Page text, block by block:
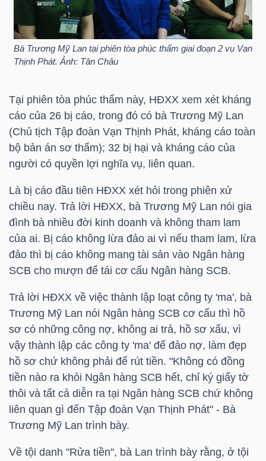
Bà Trương Mỹ Lan tại phiên tòa phúc thẩm giai đoạn 2 vụ Vạn
Thịnh Phát. Ảnh: Tân Châu
Tại phiên tòa phúc thẩm này, HĐXX xem xét kháng
cáo của 26 bị cáo, trong đó có bà Trương Mỹ Lan
(Chủ tịch Tập đoàn Vạn Thịnh Phát, kháng cáo toàn
bộ bản án sơ thẩm); 32 bị hại và kháng cáo của
người có quyền lợi nghĩa vụ, liên quan.
Là bị cáo đầu tiên HĐXX xét hỏi trong phiên xử
chiều nay. Trả lời HĐXX, bà Trương Mỹ Lan nói gia
đình bà nhiều đời kinh doanh và không tham lam
của ai. Bị cáo không lừa đảo ai vì nếu tham lam, lừa
đảo thì bị cáo không mang tài sản vào Ngân hàng
SCB cho mượn để tái cơ cấu Ngân hàng SCB.
Trả lời HĐXX về việc thành lập loạt công ty 'ma', bà
Trương Mỹ Lan nói Ngân hàng SCB cơ cấu thì hồ
sơ có những công nợ, không ai trả, hồ sơ xấu, vì
vậy thành lập các công ty 'ma' để đảo nợ, làm đẹp
hồ sơ chứ không phải để rút tiền. "Không có đồng
tiền nào ra khỏi Ngân hàng SCB hết, chỉ ký giấy tờ
thôi và tất cả diễn ra tại Ngân hàng SCB chứ không
liên quan gì đến Tập đoàn Vạn Thịnh Phát" - Bà
Trương Mỹ Lan trình bày.
Về tội danh "Rửa tiền", bà Lan trình bày rằng, ở tội
THẾ
DƯƠNG
TÀI
CHÍNH
NHÂN
PHÂN
TÍCH
VIETSTOCKFINANCE
VĨ
MÔ
NGÀNH